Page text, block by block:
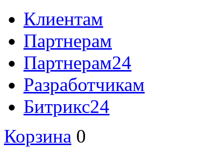
Клиентам
Партнерам
Партнерам24
Разработчикам
Битрикс24
Корзина 0